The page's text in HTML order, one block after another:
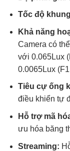
Tốc độ
Khả năng
Camera có
với 0.065Lux
0.0065Lux
Tiêu cự ống
điều khiển tự
Hỗ trợ mã
ưu hóa băng
Streaming: